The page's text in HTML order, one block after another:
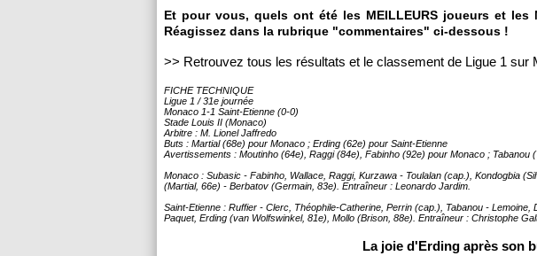
Et pour vous, quels ont été les MEILLEURS joueurs et les
Réagissez dans la rubrique "commentaires" ci-dessous !
>> Retrouvez tous les résultats et le classement de Ligue 1 sur
FICHE TECHNIQUE
Ligue 1 / 31e journée
Monaco 1-1 Saint-Etienne (0-0)
Stade Louis II (Monaco)
Arbitre : M. Lionel Jaffredo
Buts : Martial (68e) pour Monaco ; Erding (62e) pour Saint-Etienne
Avertissements : Moutinho (64e), Raggi (84e), Fabinho (92e) pour Monaco ; Tabanou
Monaco : Subasic - Fabinho, Wallace, Raggi, Kurzawa - Toulalan (cap.), Kondogbia
(Martial, 66e) - Berbatov (Germain, 83e). Entraîneur : Leonardo Jardim.
Saint-Etienne : Ruffier - Clerc, Théophile-Catherine, Perrin (cap.), Tabanou -
Paquet, Erding (van Wolfswinkel, 81e), Mollo (Brison, 88e). Entraîneur : Christophe
La joie d'Erding après son